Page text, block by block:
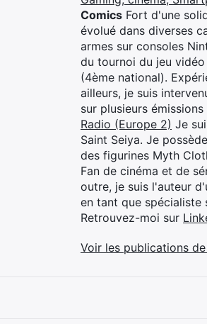
Comics Fort d'une
évolué dans diverses
armes sur consoles
du tournoi du jeu vidéo
(4ème national).
ailleurs, je suis
sur plusieurs
Radio (Europe 2) Je
Saint Seiya. Je
des figurines Myth
Fan de cinéma et de
outre, je suis l'auteur
en tant que spécialiste
Retrouvez-moi sur
Voir les publications